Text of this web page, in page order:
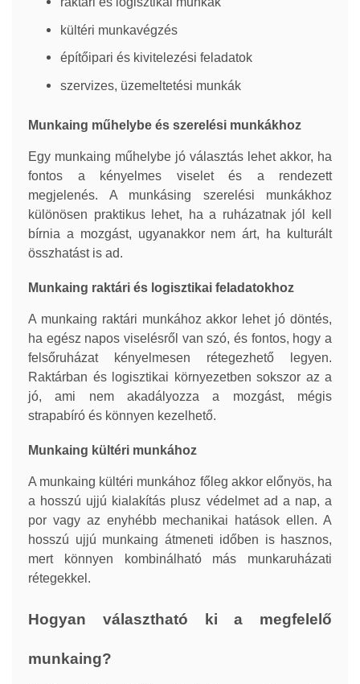
kültéri munkavégzés
építőipari és kivitelezési feladatok
szervizes, üzemeltetési munkák
Munkaing műhelybe és szerelési munkákhoz
Egy munkaing műhelybe jó választás lehet akkor, ha
fontos a kényelmes viselet és a rendezett
megjelenés. A munkásing szerelési munkákhoz
különösen praktikus lehet, ha a ruházatnak jól kell
bírnia a mozgást, ugyanakkor nem árt, ha kulturált
összhatást is ad.
Munkaing raktári és logisztikai feladatokhoz
A munkaing raktári munkához akkor lehet jó döntés,
ha egész napos viselésről van szó, és fontos, hogy a
felsőruházat kényelmesen rétegezhető legyen.
Raktárban és logisztikai környezetben sokszor az a
jó, ami nem akadályozza a mozgást, mégis
strapabíró és könnyen kezelhető.
Munkaing kültéri munkához
A munkaing kültéri munkához főleg akkor előnyös, ha
a hosszú ujjú kialakítás plusz védelmet ad a nap, a
por vagy az enyhébb mechanikai hatások ellen. A
hosszú ujjú munkaing átmeneti időben is hasznos,
mert könnyen kombinálható más munkaruházati
rétegekkel.
Hogyan választható ki a megfelelő
munkaing?